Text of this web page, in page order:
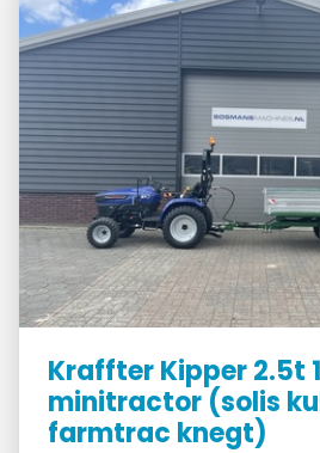
Kraffter Kipper 2.5t
minitractor (solis
farmtrac knegt)